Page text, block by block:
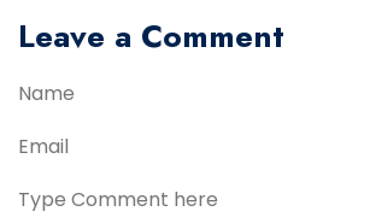
Leave a Comment